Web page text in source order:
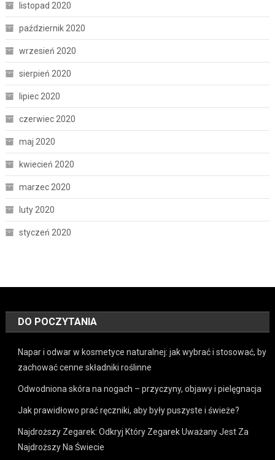
listopad 2020
październik 2020
wrzesień 2020
sierpień 2020
lipiec 2020
czerwiec 2020
maj 2020
kwiecień 2020
marzec 2020
luty 2020
styczeń 2020
DO POCZYTANIA
Napar i odwar w kosmetyce naturalnej: jak wybrać i stosować, by
zachować cenne składniki roślinne
Odwodniona skóra na nogach – przyczyny, objawy i pielęgnacja
Jak prawidłowo prać ręczniki, aby były puszyste i świeże?
Najdroższy Zegarek: Odkryj Który Zegarek Uważany Jest Za
Najdroższy Na Świecie